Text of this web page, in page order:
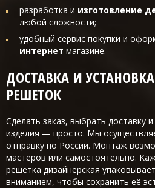
разработка и изготовление
любой сложности;
удобный сервис покупки и
интернет магазине.
ДОСТАВКА И
РЕШЕТОК
Сделать заказ, выбрать доставку
изделия — просто. Мы
отправку по России. Монтаж
мастеров или самостоятельно.
решетка дизайнерская
вниманием, чтобы сохранить её